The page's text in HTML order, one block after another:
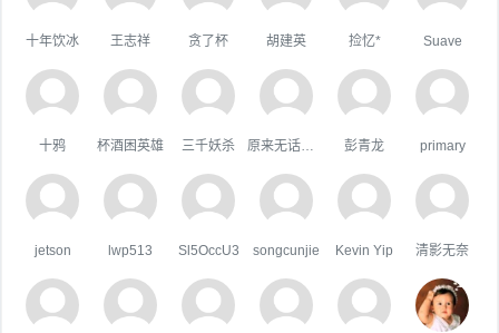
十年饮冰 王志祥 贪了杯 胡建英 捡忆* Suave
十鸦 杯酒困英雄 三千妖杀 彭青龙 primary
jetson lwp513 Sl5OccU3 songcunjie Kevin Yip 清影无奈